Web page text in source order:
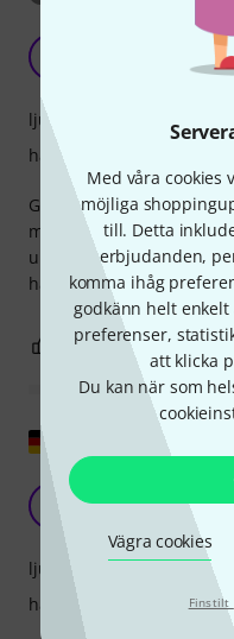
Med våra cookies
möjliga
till. Detta
erbjudanden,
komma ihåg
godkänn helt
preferenser,
att klicka
Du kan när som
Vägra cookies
Finstilt
Great bass for
fbb
Great sounding
musician) and a few
up nicely, and it's a
happier with it!
ljud
hantverkskvalitet
0
Visa original
ljud
hantverkskvalitet